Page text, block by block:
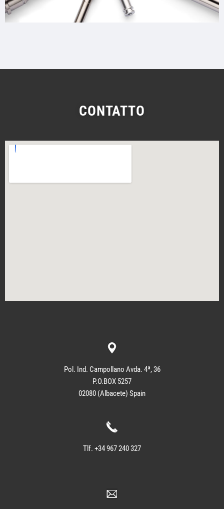
CONTATTO
Pol. Ind. Campollano Avda. 4ª, 36
P.O.BOX 5257
02080 (Albacete) Spain
Tlf. +34 967 240 327